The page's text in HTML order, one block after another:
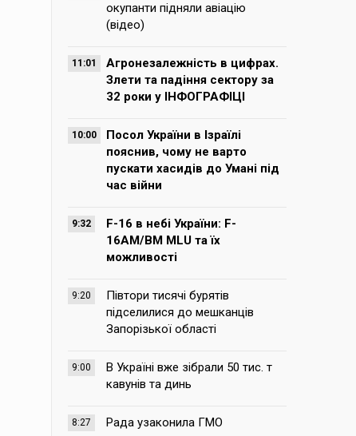
окупанти підняли авіацію
(відео)
11:01
Агронезалежність в цифрах.
Злети та падіння сектору за
32 роки у ІНФОГРАФІЦІ
10:00
Посол України в Ізраїлі
пояснив, чому не варто
пускати хасидів до Умані під
час війни
9:32
F-16 в небі України: F-
16AM/BM MLU та їх
можливості
9:20
Півтори тисячі бурятів
підселилися до мешканців
Запорізької області
9:00
В Україні вже зібрали 50 тис. т
кавунів та динь
8:27 Рада узаконила ГМО